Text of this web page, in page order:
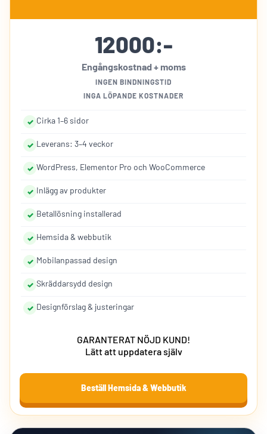
12000:-
Engångskostnad + moms
INGEN BINDNINGSTID
INGA LÖPANDE KOSTNADER
Cirka 1–6 sidor
Leverans: 3–4 veckor
WordPress, Elementor Pro och WooCommerce
Inlägg av produkter
Betallösning installerad
Hemsida & webbutik
Mobilanpassad design
Skräddarsydd design
Designförslag & justeringar
GARANTERAT NÖJD KUND!
Lätt att uppdatera själv
Beställ Hemsida & Webbutik